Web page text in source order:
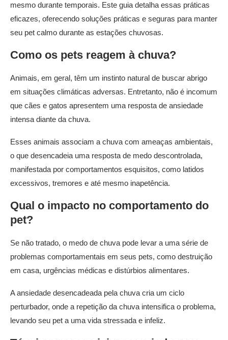
mesmo durante temporais. Este guia detalha essas práticas
eficazes, oferecendo soluções práticas e seguras para manter
seu pet calmo durante as estações chuvosas.
Como os pets reagem à chuva?
Animais, em geral, têm um instinto natural de buscar abrigo
em situações climáticas adversas. Entretanto, não é incomum
que cães e gatos apresentem uma resposta de ansiedade
intensa diante da chuva.
Esses animais associam a chuva com ameaças ambientais,
o que desencadeia uma resposta de medo descontrolada,
manifestada por comportamentos esquisitos, como latidos
excessivos, tremores e até mesmo inapetência.
Qual o impacto no comportamento do
pet?
Se não tratado, o medo de chuva pode levar a uma série de
problemas comportamentais em seus pets, como destruição
em casa, urgências médicas e distúrbios alimentares.
A ansiedade desencadeada pela chuva cria um ciclo
perturbador, onde a repetição da chuva intensifica o problema,
levando seu pet a uma vida stressada e infeliz.